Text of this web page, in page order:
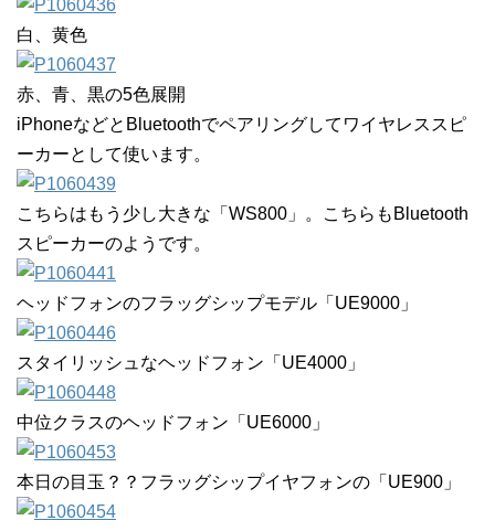
白、黄色
赤、青、黒の5色展開
iPhoneなどとBluetoothでペアリングしてワイヤレススピ
ーカーとして使います。
こちらはもう少し大きな「WS800」。こちらもBluetooth
スピーカーのようです。
ヘッドフォンのフラッグシップモデル「UE9000」
スタイリッシュなヘッドフォン「UE4000」
中位クラスのヘッドフォン「UE6000」
本日の目玉？？フラッグシップイヤフォンの「UE900」